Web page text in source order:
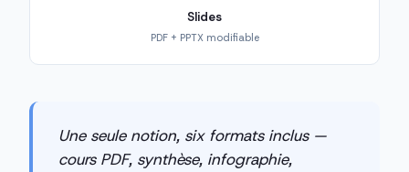
Slides
PDF + PPTX modifiable
Une seule notion, six formats inclus —
cours PDF, synthèse, infographie,